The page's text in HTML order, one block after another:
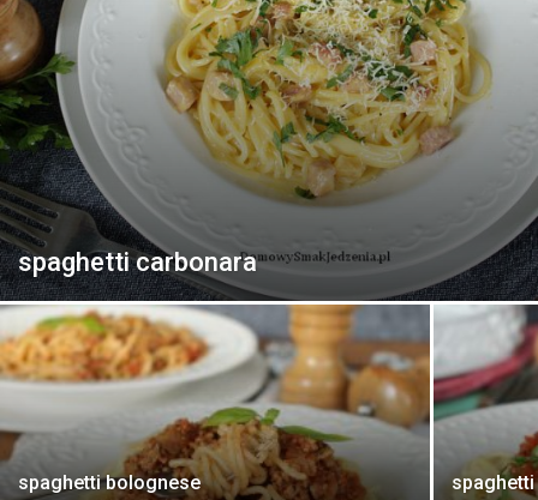
spaghetti carbonara
spaghetti bolognese